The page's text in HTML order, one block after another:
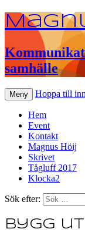
samhälle
Meny Hoppa till
Hem
Event
Kontakt
Magnus Höij
Skrivet
Tågluff 2017
Klocka2
Sök efter:
Bygg